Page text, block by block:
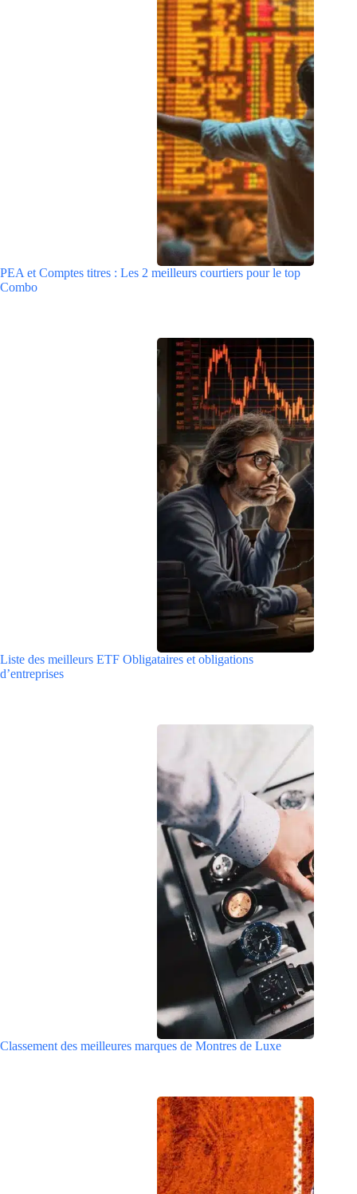
PEA et Comptes titres : Les 2 meilleurs courtiers pour le top
Combo
Liste des meilleurs ETF Obligataires et obligations
d’entreprises
Classement des meilleures marques de Montres de Luxe